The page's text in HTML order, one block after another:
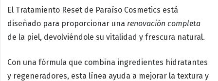
El Tratamiento Reset de Paraíso Cosmetics está
diseñado para proporcionar una renovación completa
de la piel, devolviéndole su vitalidad y frescura natural.
Con una fórmula que combina ingredientes hidratantes
y regeneradores, esta línea ayuda a mejorar la textura y